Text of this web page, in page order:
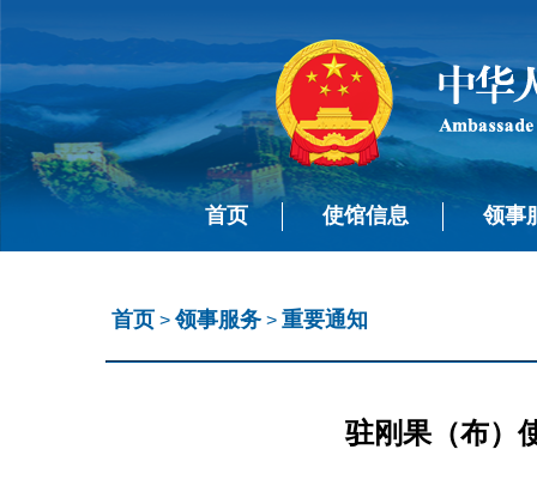
首页 使馆信息 领事
首页 >领事服务 > 重要通知
驻刚果（布）